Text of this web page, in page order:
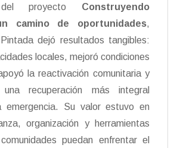
proyecto Construyendo
camino de oportunidades,
dejó resultados tangibles:
locales, mejoró condiciones
la reactivación comunitaria y
recuperación más integral
emergencia. Su valor estuvo en
organización y herramientas
puedan enfrentar el